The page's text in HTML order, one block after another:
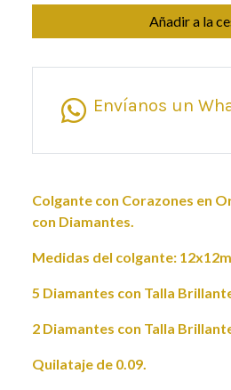
Añadir a la
Envíanos un
Colgante con Corazones en
con Diamantes.
Medidas del colgante:
5 Diamantes con Talla
2 Diamantes con Talla
Quilataje de 0.09.